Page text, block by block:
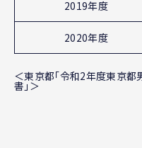
2019年度
2020年度
＜東京都「令和2年度東京
書」＞